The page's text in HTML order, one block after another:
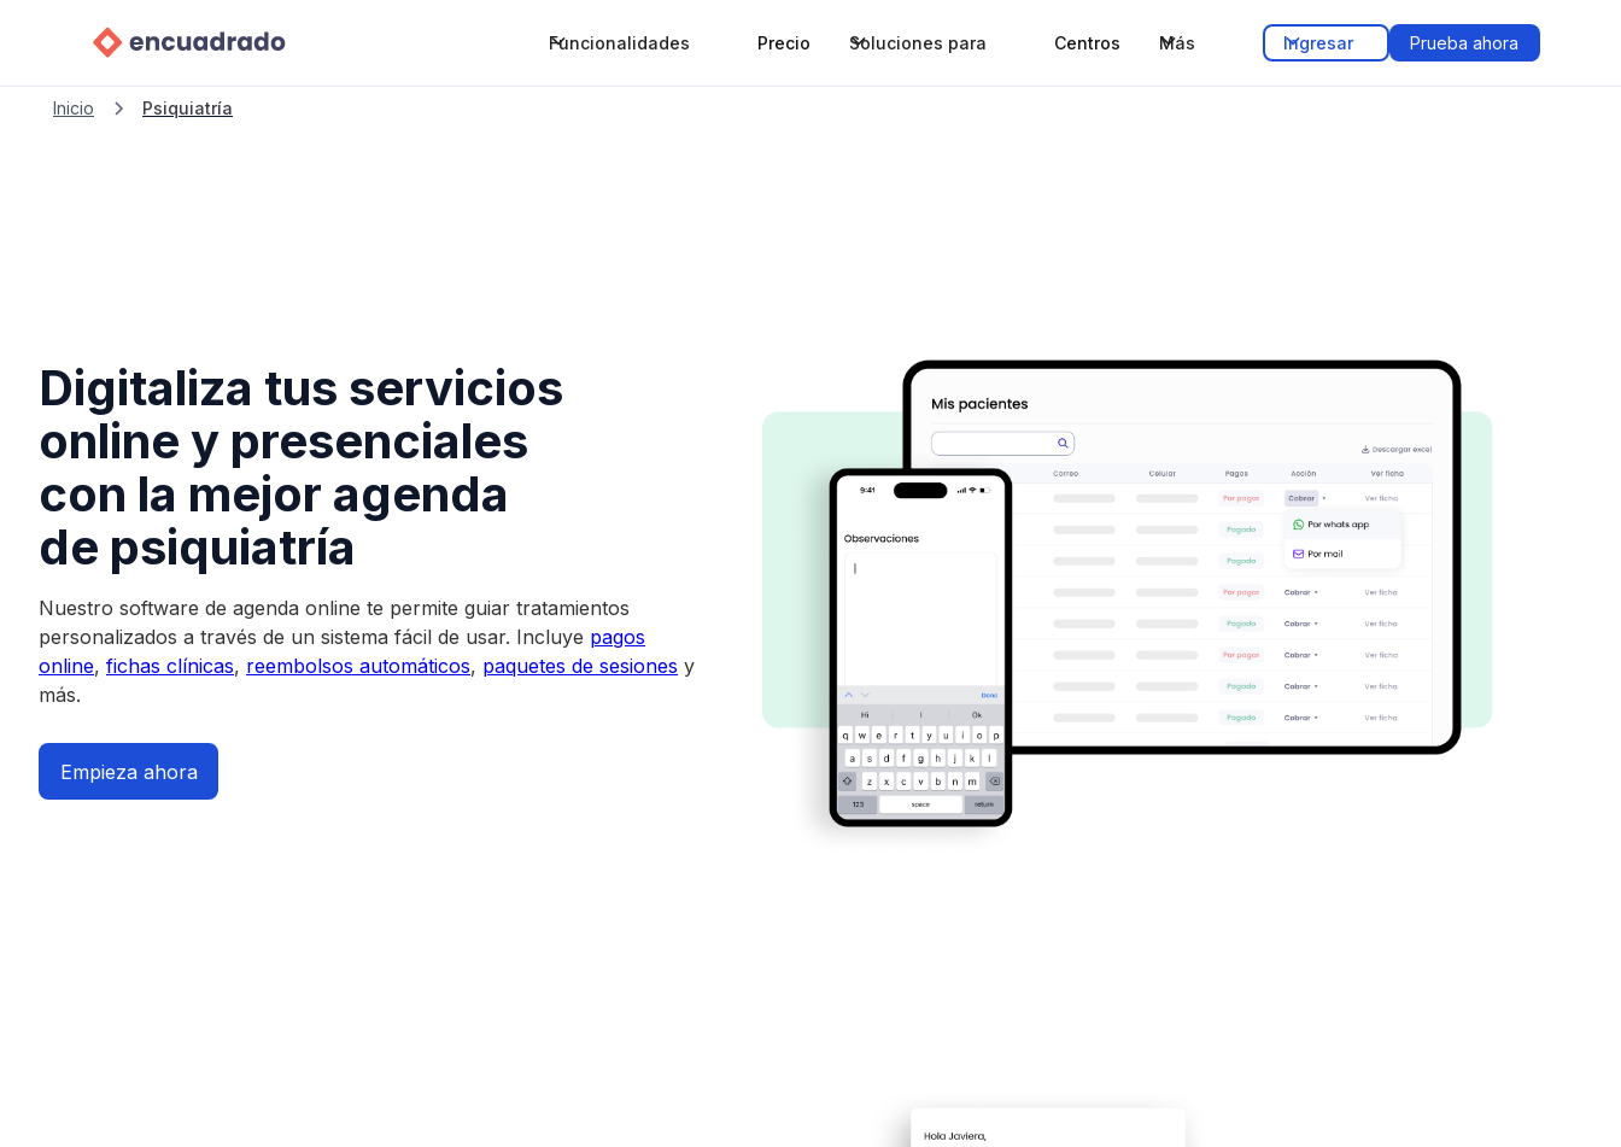
Funcionalidades Precio Soluciones para Centros Más Ingresar Prueba ahora
Inicio Psiquiatría
Digitaliza tus servicios
online y presenciales
con la mejor agenda
de psiquiatría
Nuestro software de agenda online te permite guiar tratamientos
personalizados a través de un sistema fácil de usar. Incluye pagos
online, fichas clínicas, reembolsos automáticos, paquetes de sesiones y
más.
Empieza ahora